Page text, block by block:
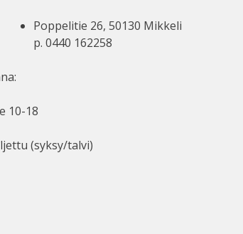
Poppelitie 26, 50130 Mikkeli
p. 0440 162258
10-18
(syksy/talvi)